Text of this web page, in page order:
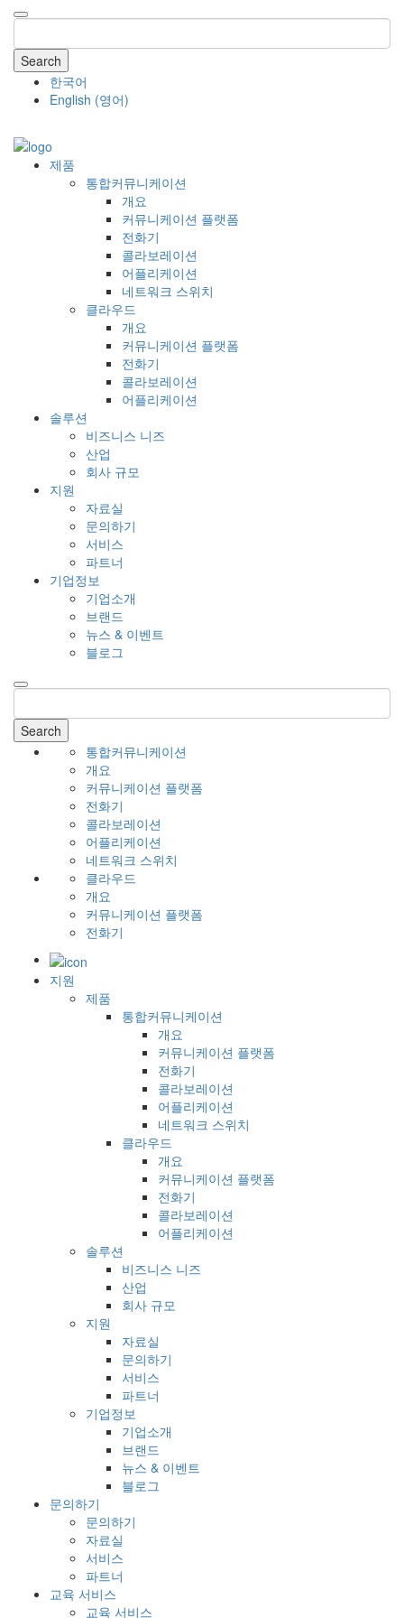
Search
한국어
English (영어)
제품
통합커뮤니케이션
개요
커뮤니케이션 플랫폼
전화기
콜라보레이션
어플리케이션
네트워크 스위치
클라우드
개요
커뮤니케이션 플랫폼
전화기
콜라보레이션
어플리케이션
솔루션
비즈니스 니즈
산업
회사 규모
지원
자료실
문의하기
서비스
파트너
기업정보
기업소개
브랜드
뉴스 & 이벤트
블로그
Search
통합커뮤니케이션
개요
커뮤니케이션 플랫폼
전화기
콜라보레이션
어플리케이션
네트워크 스위치
클라우드
개요
커뮤니케이션 플랫폼
전화기
지원
제품
통합커뮤니케이션
개요
커뮤니케이션 플랫폼
전화기
콜라보레이션
어플리케이션
네트워크 스위치
클라우드
개요
커뮤니케이션 플랫폼
전화기
콜라보레이션
어플리케이션
솔루션
비즈니스 니즈
산업
회사 규모
지원
자료실
문의하기
서비스
파트너
기업정보
기업소개
브랜드
뉴스 & 이벤트
블로그
문의하기
문의하기
자료실
서비스
파트너
교육 서비스
교육 서비스